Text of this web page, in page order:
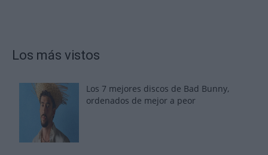
Los más vistos
Los 7 mejores discos de Bad Bunny,
ordenados de mejor a peor